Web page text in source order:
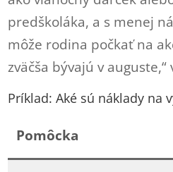
predškoláka, a s menej
môže rodina počkať na
zväčša bývajú v auguste,“
Príklad: Aké sú náklady na
Pomôcka